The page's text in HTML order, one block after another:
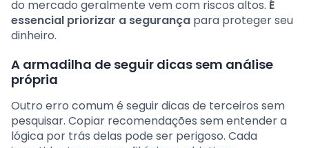
do mercado geralmente vem com riscos altos. É
essencial priorizar a segurança para proteger seu
dinheiro.
A armadilha de seguir dicas sem análise
própria
Outro erro comum é seguir dicas de terceiros sem
pesquisar. Copiar recomendações sem entender a
lógica por trás delas pode ser perigoso. Cada